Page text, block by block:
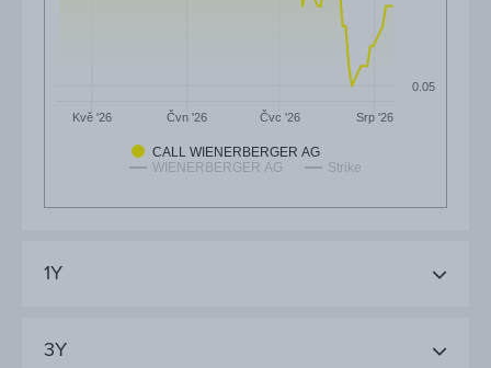
CALL WIENERBERGER AG
WIENERBERGER AG
Strike
Kvě '26 Čvn '26 Čvc '26 Srp '26
0.05
1Y
3Y